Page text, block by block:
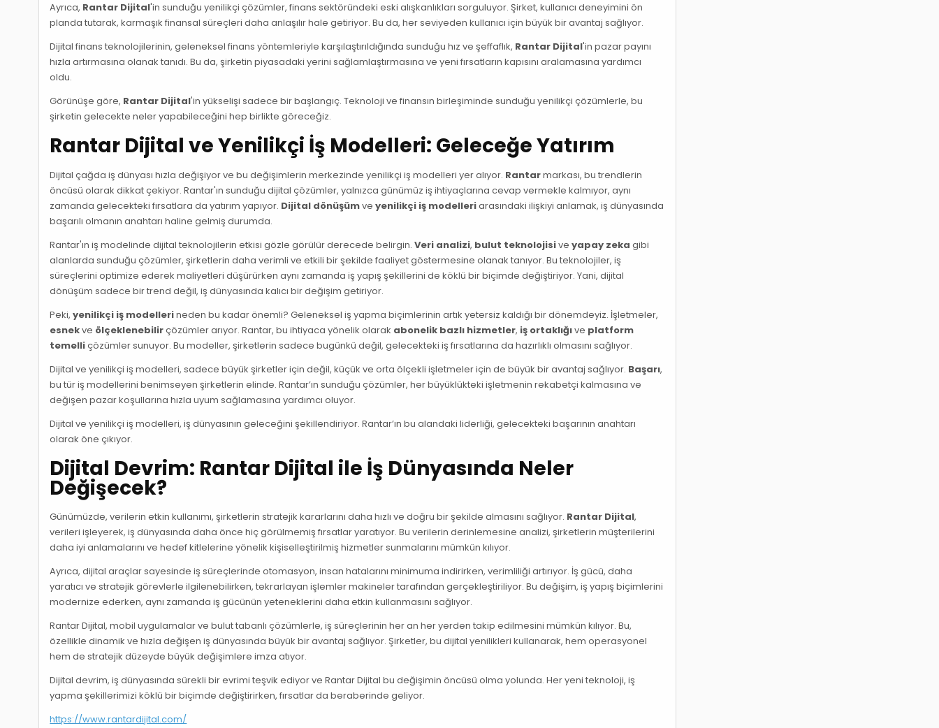
Ayrıca, Rantar Dijital'in sunduğu yenilikçi çözümler, finans sektöründeki eski alışkanlıkları sorguluyor. Şirket, kullanıcı deneyimini ön
planda tutarak, karmaşık finansal süreçleri daha anlaşılır hale getiriyor. Bu da, her seviyeden kullanıcı için büyük bir avantaj sağlıyor.
Dijital finans teknolojilerinin, geleneksel finans yöntemleriyle karşılaştırıldığında sunduğu hız ve şeffaflık, Rantar Dijital'in pazar payını
hızla artırmasına olanak tanıdı. Bu da, şirketin piyasadaki yerini sağlamlaştırmasına ve yeni fırsatların kapısını aralamasına yardımcı
oldu.
Görünüşe göre, Rantar Dijital'in yükselişi sadece bir başlangıç. Teknoloji ve finansın birleşiminde sunduğu yenilikçi çözümlerle, bu
şirketin gelecekte neler yapabileceğini hep birlikte göreceğiz.
Rantar Dijital ve Yenilikçi İş Modelleri: Geleceğe Yatırım
Dijital çağda iş dünyası hızla değişiyor ve bu değişimlerin merkezinde yenilikçi iş modelleri yer alıyor. Rantarmarkası, bu trendlerin
öncüsü olarak dikkat çekiyor. Rantar'ın sunduğu dijital çözümler, yalnızca günümüz iş ihtiyaçlarına cevap vermekle kalmıyor, aynı
zamanda gelecekteki fırsatlara da yatırım yapıyor. Dijital dönüşümveyenilikçi iş modelleriarasındaki ilişkiyi anlamak, iş dünyasında
başarılı olmanın anahtarı haline gelmiş durumda.
Rantar'ın iş modelinde dijital teknolojilerin etkisi gözle görülür derecede belirgin.Veri analizi, bulut teknolojisiveyapay zeka gibi
alanlarda sunduğu çözümler, şirketlerin daha verimli ve etkili bir şekilde faaliyet göstermesine olanak tanıyor. Bu teknolojiler, iş
süreçlerini optimize ederek maliyetleri düşürürken aynı zamanda iş yapış şekillerini de köklü bir biçimde değiştiriyor. Yani, dijital
dönüşüm sadece bir trend değil, iş dünyasında kalıcı bir değişim getiriyor.
Peki,yenilikçi iş modellerineden bu kadar önemli? Geleneksel iş yapma biçimlerinin artık yetersiz kaldığı bir dönemdeyiz. İşletmeler,
esnekve ölçeklenebilirçözümler arıyor. Rantar, bu ihtiyaca yönelik olarak abonelik bazlı hizmetler, iş ortaklığıve platform
temelliçözümler sunuyor. Bu modeller, şirketlerin sadece bugünkü değil, gelecekteki iş fırsatlarına da hazırlıklı olmasını sağlıyor.
Dijital ve yenilikçi iş modelleri, sadece büyük şirketler için değil, küçük ve orta ölçekli işletmeler için de büyük bir avantaj sağlıyor. Başarı,
bu tür iş modellerini benimseyen şirketlerin elinde. Rantar’ın sunduğu çözümler, her büyüklükteki işletmenin rekabetçi kalmasına ve
değişen pazar koşullarına hızla uyum sağlamasına yardımcı oluyor.
Dijital ve yenilikçi iş modelleri, iş dünyasının geleceğini şekillendiriyor. Rantar’ın bu alandaki liderliği, gelecekteki başarının anahtarı
olarak öne çıkıyor.
Dijital Devrim: Rantar Dijital ile İş Dünyasında Neler
Değişecek?
Günümüzde, verilerin etkin kullanımı, şirketlerin stratejik kararlarını daha hızlı ve doğru bir şekilde almasını sağlıyor. Rantar Dijital,
verileri işleyerek, iş dünyasında daha önce hiç görülmemiş fırsatlar yaratıyor. Bu verilerin derinlemesine analizi, şirketlerin müşterilerini
daha iyi anlamalarını ve hedef kitlelerine yönelik kişiselleştirilmiş hizmetler sunmalarını mümkün kılıyor.
Ayrıca, dijital araçlar sayesinde iş süreçlerinde otomasyon, insan hatalarını minimuma indirirken, verimliliği artırıyor. İş gücü, daha
yaratıcı ve stratejik görevlerle ilgilenebilirken, tekrarlayan işlemler makineler tarafından gerçekleştiriliyor. Bu değişim, iş yapış biçimlerini
modernize ederken, aynı zamanda iş gücünün yeteneklerini daha etkin kullanmasını sağlıyor.
Rantar Dijital, mobil uygulamalar ve bulut tabanlı çözümlerle, iş süreçlerinin her an her yerden takip edilmesini mümkün kılıyor. Bu,
özellikle dinamik ve hızla değişen iş dünyasında büyük bir avantaj sağlıyor. Şirketler, bu dijital yenilikleri kullanarak, hem operasyonel
hem de stratejik düzeyde büyük değişimlere imza atıyor.
Dijital devrim, iş dünyasında sürekli bir evrimi teşvik ediyor ve Rantar Dijital bu değişimin öncüsü olma yolunda. Her yeni teknoloji, iş
yapma şekillerimizi köklü bir biçimde değiştirirken, fırsatlar da beraberinde geliyor.
https://www.rantardijital.com/